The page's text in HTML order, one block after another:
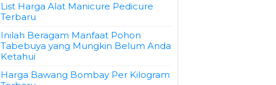
List Harga Alat Manicure Pedicure
Terbaru
Inilah Beragam Manfaat Pohon
Tabebuya yang Mungkin Belum Anda
Ketahui
Harga Bawang Bombay Per Kilogram